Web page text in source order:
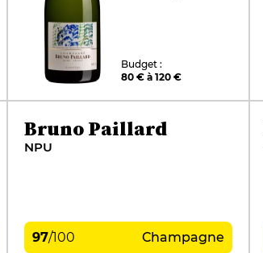
Budget :
80 € à 120 €
Bruno Paillard
NPU
97/100 Champagne